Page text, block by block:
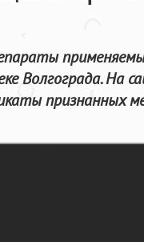
Волгограда. На
признанных